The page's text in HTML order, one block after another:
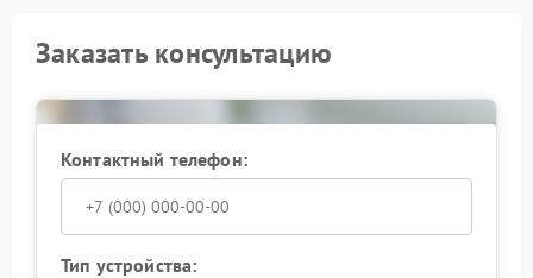
Заказать консультацию
Контактный телефон:
Тип устройства: